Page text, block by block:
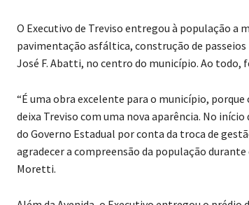
O Executivo de Treviso entregou à população
pavimentação asfáltica, construção de
José F. Abatti, no centro do município. Ao todo,
“É uma obra excelente para o município,
deixa Treviso com uma nova aparência. No
do Governo Estadual por conta da troca de
agradecer a compreensão da população
Moretti.